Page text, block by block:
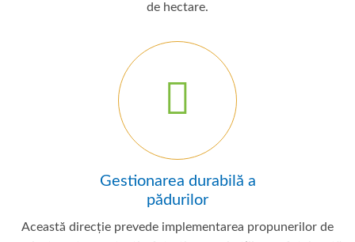
de hectare.
Gestionarea durabilă a
pădurilor
Această direcție prevede implementarea propunerilor de